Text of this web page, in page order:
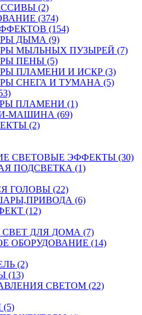
(2)
(374)
(154)
ДЫМА (9)
МЫЛЬНЫХ ПУЗЫРЕЙ (7)
ПЕНЫ (5)
ПЛАМЕНИ И ИСКР (3)
СНЕГА И ТУМАНА (5)
ПЛАМЕНИ (1)
МАШИНА (69)
(2)
СВЕТОВЫЕ ЭФФЕКТЫ (30)
ПОДСВЕТКА (1)
ГОЛОВЫ (22)
(6)
(12)
ДЛЯ ДОМА (7)
ОБОРУДОВАНИЕ (14)
(2)
(13)
СВЕТОМ (22)